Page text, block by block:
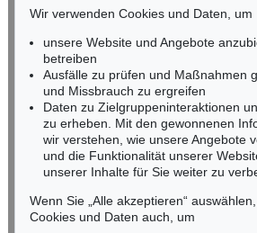
HESSEN
Miriam Heß
Tel.: +49 (0)62 21 58 80-038
Fax: +49 (0)62 21 58 80-595
NORDDEUTSCHLAND
Nico Kassel, M.A.
Mobil: +49 (0)171 8618661
n.kassel@kettererkunst.de
Wir verwenden Cookies und Daten, um
unsere Website und Angebote
betreiben
Ausfälle zu prüfen und Maßnahmen
und Missbrauch zu ergreifen
Daten zu Zielgruppeninteraktionen
zu erheben. Mit den gewonnenen
wir verstehen, wie unsere Angebote
und die Funktionalität unserer
unserer Inhalte für Sie weiter zu
Wenn Sie „Alle akzeptieren“
Cookies und Daten auch, um